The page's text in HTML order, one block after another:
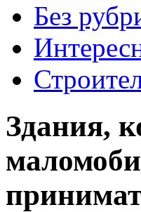
Без
Здания,